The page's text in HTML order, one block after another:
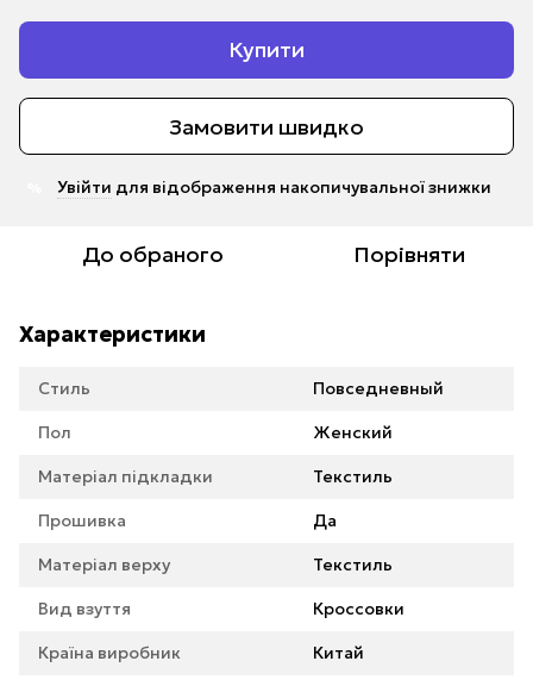
Купити
Замовити швидко
Увійти для відображення накопичувальної знижки
До обраного Порівняти
Характеристики
Стиль Повседневный
Пол Женский
Матеріал підкладки Текстиль
Прошивка Да
Матеріал верху Текстиль
Вид взуття Кроссовки
Країна виробник Китай